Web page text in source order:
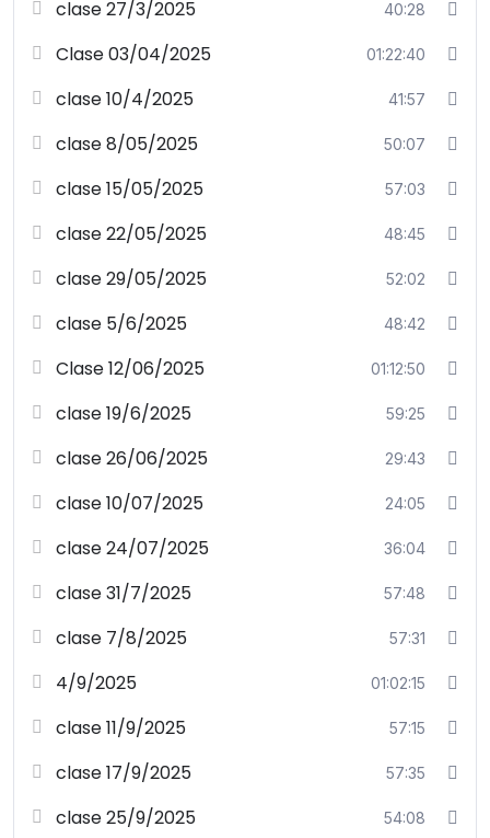
clase 27/3/2025 40:28
Clase 03/04/2025 01:22:40
clase 10/4/2025 41:57
clase 8/05/2025 50:07
clase 15/05/2025 57:03
clase 22/05/2025 48:45
clase 29/05/2025 52:02
clase 5/6/2025 48:42
Clase 12/06/2025 01:12:50
clase 19/6/2025 59:25
clase 26/06/2025 29:43
clase 10/07/2025 24:05
clase 24/07/2025 36:04
clase 31/7/2025 57:48
clase 7/8/2025 57:31
4/9/2025 01:02:15
clase 11/9/2025 57:15
clase 17/9/2025 57:35
clase 25/9/2025 54:08